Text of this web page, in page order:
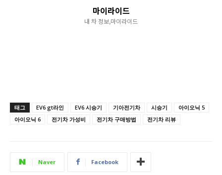
마이라이드
내 차 정보,마이라이드
태그 EV6 gt라인 EV6 시승기 기아전기차 시승기
아이오닉 5
아이오닉 6
전기차 가성비 전기차 구매방법 전기차 리뷰
Naver Facebook